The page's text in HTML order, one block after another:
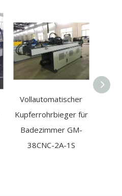
Vollautomatischer
Kupferrohrbieger für
Badezimmer GM-
38CNC-2A-1S